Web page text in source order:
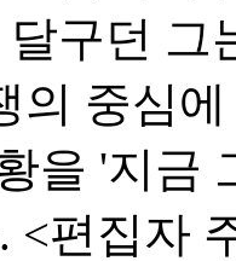
구던 그
의 중심
을 '지금
<편집자